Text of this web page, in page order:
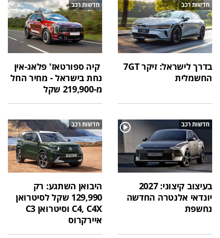
חדשות רכב
בדרך לישראל: זיקר 7GT
החשמלית
חדשות רכב
קיה ספורטאז' פלאג-אין
נחת בישראל - מחיר החל
מ-219,900 שקל
חדשות רכב
בעיצוב קיצוני: 2027
יונדאי אלנטרה החדשה
נחשפת
חדשות רכב
היבואן השתגע: רק
129,990 שקל לסיטרואן
C4, C4X וסיטרואן C3
איירקרוס